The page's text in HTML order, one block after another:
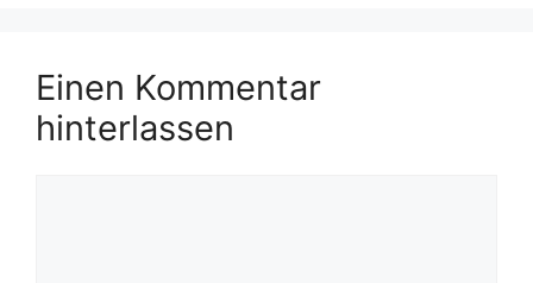
Einen Kommentar
hinterlassen